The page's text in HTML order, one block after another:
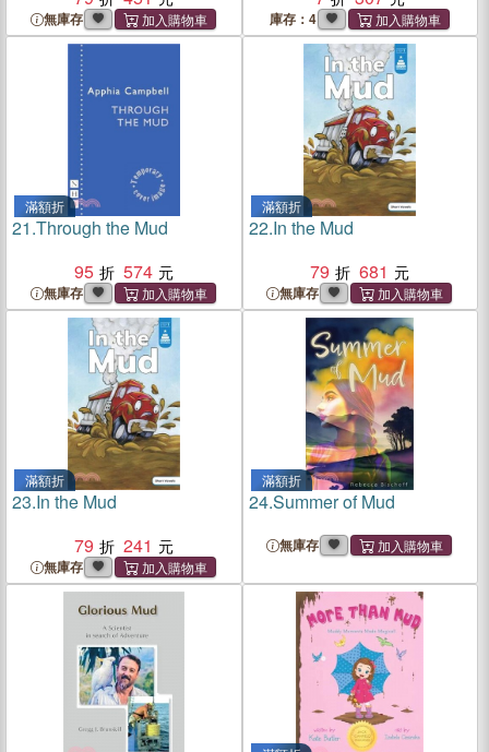
無庫存 庫存：4
滿額折
21.Through the Mud
95
574
無庫存
滿額折
22.In the Mud
79
681
無庫存
滿額折
23.In the Mud
79
241
無庫存
滿額折
24.Summer of Mud
無庫存